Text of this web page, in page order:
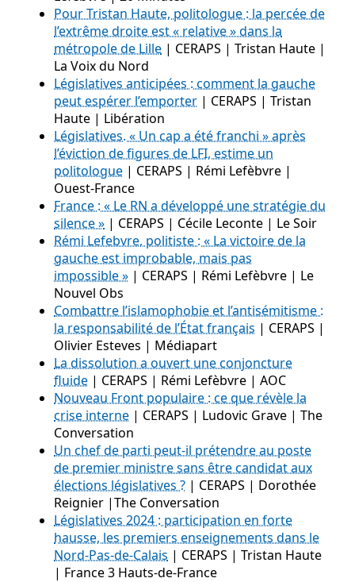
Pour Tristan Haute, politologue : la percée de
l’extrême droite est « relative » dans la
métropole de Lille | CERAPS | Tristan Haute |
La Voix du Nord
Législatives anticipées : comment la gauche
peut espérer l’emporter | CERAPS | Tristan
Haute | Libération
Législatives. « Un cap a été franchi » après
l’éviction de figures de LFI, estime un
politologue | CERAPS | Rémi Lefèbvre |
Ouest-France
France : « Le RN a développé une stratégie du
silence » | CERAPS | Cécile Leconte | Le Soir
Rémi Lefebvre, politiste : « La victoire de la
gauche est improbable, mais pas
impossible » | CERAPS | Rémi Lefèbvre | Le
Nouvel Obs
Combattre l’islamophobie et l’antisémitisme :
la responsabilité de l’État français | CERAPS |
Olivier Esteves | Médiapart
La dissolution a ouvert une conjoncture
fluide | CERAPS | Rémi Lefèbvre | AOC
Nouveau Front populaire : ce que révèle la
crise interne | CERAPS | Ludovic Grave | The
Conversation
Un chef de parti peut-il prétendre au poste
de premier ministre sans être candidat aux
élections législatives ? | CERAPS | Dorothée
Reignier |The Conversation
Législatives 2024 : participation en forte
hausse, les premiers enseignements dans le
Nord-Pas-de-Calais | CERAPS | Tristan Haute
| France 3 Hauts-de-France